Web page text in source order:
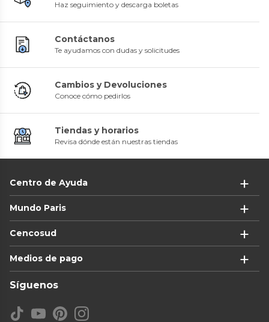
Haz seguimiento y descarga boletas
Contáctanos
Te ayudamos con dudas y solicitudes
Cambios y Devoluciones
Conoce cómo pedirlos
Tiendas y horarios
Revisa dónde están nuestras tiendas
Centro de Ayuda
Mundo Paris
Cencosud
Medios de pago
Síguenos